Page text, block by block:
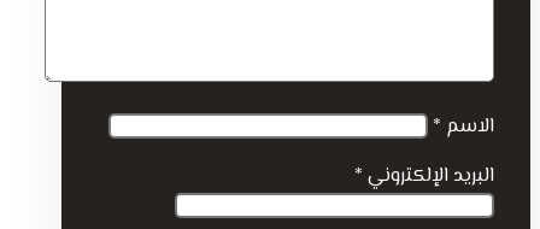
الاسم *
البريد الإلكتروني *